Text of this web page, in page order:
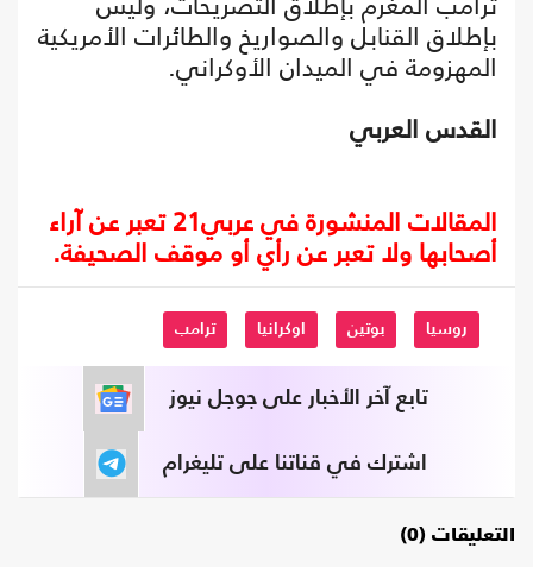
بإطلاق القنابل والصواريخ والطائرات الأمريكية
المهزومة في الميدان الأوكراني.
القدس العربي
المقالات المنشورة في عربي21 تعبر عن آراء
أصحابها ولا تعبر عن رأي أو موقف الصحيفة.
روسيا بوتين اوكرانيا ترامب
تابع آخر الأخبار على جوجل نيوز
اشترك في قناتنا على تليغرام
التعليقات (0)